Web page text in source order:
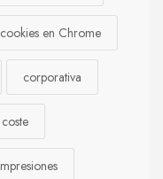
cookies en Chrome
corporativa
coste